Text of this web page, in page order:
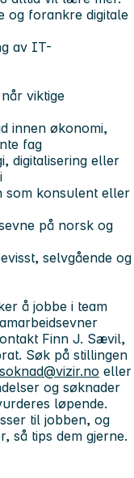
og forankre digitale
av IT-
viktige
innen økonomi,
fag
digitalisering eller
som konsulent eller
på norsk og
selvgående og
å jobbe i team
Finn J. Sævil,
Søk på stillingen
soknad@vizir.no eller
og søknader
løpende.
til jobben, og
så tips dem gjerne.